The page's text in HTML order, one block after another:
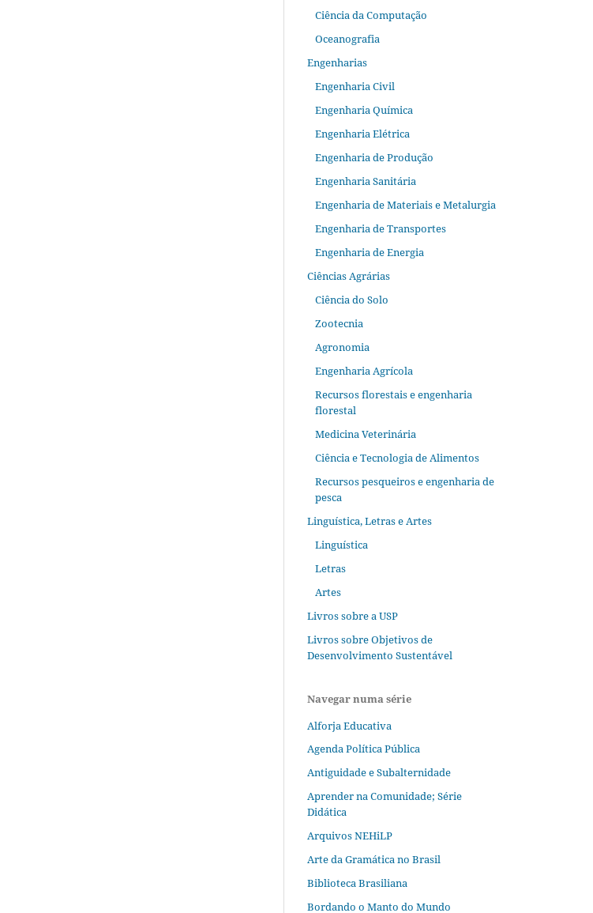
Ciência da Computação
Oceanografia
Engenharias
Engenharia Civil
Engenharia Química
Engenharia Elétrica
Engenharia de Produção
Engenharia Sanitária
Engenharia de Materiais e Metalurgia
Engenharia de Transportes
Engenharia de Energia
Ciências Agrárias
Ciência do Solo
Zootecnia
Agronomia
Engenharia Agrícola
Recursos florestais e engenharia
florestal
Medicina Veterinária
Ciência e Tecnologia de Alimentos
Recursos pesqueiros e engenharia de
pesca
Linguística, Letras e Artes
Linguística
Letras
Artes
Livros sobre a USP
Livros sobre Objetivos de
Desenvolvimento Sustentável
Navegar numa série
Alforja Educativa
Agenda Política Pública
Antiguidade e Subalternidade
Aprender na Comunidade; Série
Didática
Arquivos NEHiLP
Arte da Gramática no Brasil
Biblioteca Brasiliana
Bordando o Manto do Mundo